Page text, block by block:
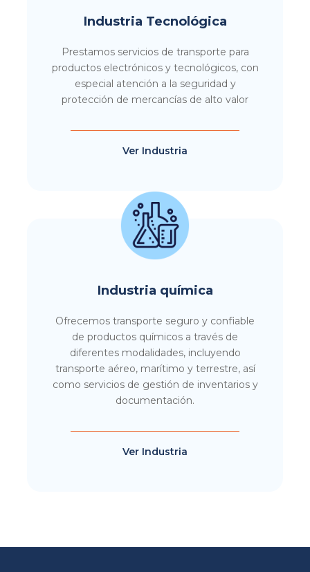
Industria Tecnológica
Prestamos servicios de transporte para
productos electrónicos y tecnológicos, con
especial atención a la seguridad y
protección de mercancías de alto valor
Ver Industria
Industria química
Ofrecemos transporte seguro y confiable
de productos químicos a través de
diferentes modalidades, incluyendo
transporte aéreo, marítimo y terrestre, así
como servicios de gestión de inventarios y
documentación.
Ver Industria